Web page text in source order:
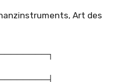
Art des